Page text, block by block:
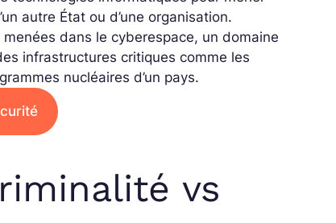
autre État ou d’une organisation.
dans le cyberespace, un domaine
infrastructures critiques comme les
nucléaires d’un pays.
vs